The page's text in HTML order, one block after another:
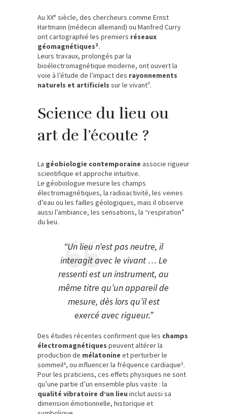
Au XXᵉ siècle, des chercheurs comme Ernst
Hartmann (médecin allemand) ou Manfred Curry
ont cartographié les premiers réseaux
géomagnétiques².
Leurs travaux, prolongés par la
bioélectromagnétique moderne, ont ouvert la
voie à l’étude de l’impact des rayonnements
naturels et artificiels sur le vivant³.
Science du lieu ou
art de l’écoute ?
La géobiologie contemporaine associe rigueur
scientifique et approche intuitive.
Le géobiologue mesure les champs
électromagnétiques, la radioactivité, les veines
d’eau ou les failles géologiques, mais il observe
aussi l’ambiance, les sensations, la “respiration”
du lieu.
“Un lieu n’est pas neutre, il
interagit avec le vivant … Le
ressenti est un instrument, au
même titre qu’un appareil de
mesure, dès lors qu’il est
exercé avec rigueur.”
Des études récentes confirment que les champs
électromagnétiques peuvent altérer la
production de mélatonine et perturber le
sommeil⁴, ou influencer la fréquence cardiaque⁵.
Pour les praticiens, ces effets physiques ne sont
qu’une partie d’un ensemble plus vaste : la
qualité vibratoire d’un lieu inclut aussi sa
dimension émotionnelle, historique et